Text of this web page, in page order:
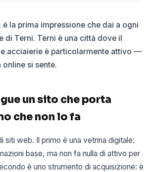
è la prima impressione che dai a ogni
di Terni. Terni è una città dove il
acciaierie è particolarmente attivo —
si sente.
un sito che porta
che non lo fa
siti web. Il primo è una vetrina digitale:
base, ma non fa nulla di attivo per
è uno strumento di acquisizione: è